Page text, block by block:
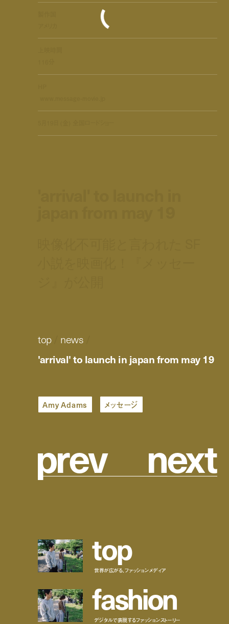
top/ news
'arrival' to launch in japan from may 19
Amy Adams メッセージ
prev next
top
世界が広がる、ファッションメディア
fashion
デジタルで表現するファッションストーリー